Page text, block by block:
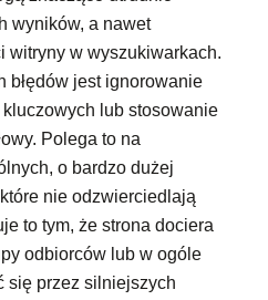
wyników, a nawet
witryny w wyszukiwarkach.
błędów jest ignorowanie
lub stosowanie
Polega to na
o bardzo dużej
nie odzwierciedlają
to tym, że strona dociera
odbiorców lub w ogóle
się przez silniejszych